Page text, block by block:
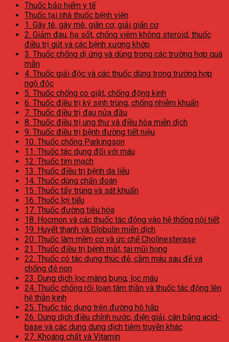
Thuốc bảo hiểm y tế
Thuốc tại nhà thuốc bệnh viện
1. Gây tê, gây mê, giãn cơ, giải giãn cơ
2. Giảm đau, hạ sốt, chống viêm không steroid, thuốc
điều trị gút và các bệnh xương khớp
3. Thuốc chống dị ứng và dùng trong các trường hợp quá
mẫn
4. Thuốc giải độc và các thuốc dùng trong trường hợp
ngộ độc
5. Thuốc chống co giật, chống động kinh
6. Thuốc điều trị ký sinh trùng, chống nhiễm khuẩn
7. Thuốc điều trị đau nửa đầu
8. Thuốc điều trị ung thư và điều hòa miễn dịch
9. Thuốc điều trị bệnh đường tiết niệu
10. Thuốc chống Parkingson
11. Thuốc tác dụng đối với máu
12. Thuốc tim mạch
13. Thuốc điều trị bệnh da liễu
14. Thuốc dùng chẩn đoán
15. Thuốc tẩy trùng và sát khuẩn
16. Thuốc lợi tiểu
17. Thuốc đường tiêu hóa
18. Hocmon và các thuốc tác động vào hệ thống nội tiết
19. Huyết thanh và Globulin miễn dịch
20. Thuốc làm mềm cơ và ức chế Cholinesterase
21. Thuốc điều trị bệnh mắt, tai mũi họng
22. Thuốc có tác dụng thúc đẻ, cầm máu sau đẻ và
chống đẻ non
23. Dung dịch lọc màng bụng, lọc máu
24. Thuốc chống rối loạn tâm thần và thuốc tác động lên
hệ thần kinh
25. Thuốc tác dụng trên đường hô hấp
26. Dung dịch điều chỉnh nước, điện giải, cân bằng acid-
base và các dung dung dịch tiêm truyền khác
27. Khoáng chất và Vitamin